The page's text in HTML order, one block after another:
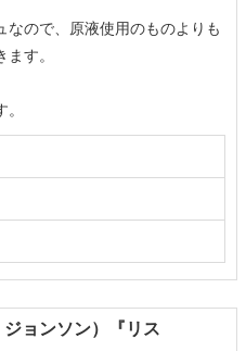
ので、原液使用のものよりも
す。
ョンソン）『リス